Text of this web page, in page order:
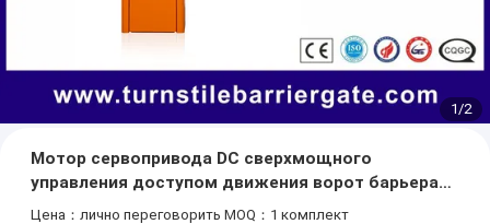
1/2
Мотор сервопривода DC сверхмощного
управления доступом движения ворот барьера
заграждения стоянки силы безщеточный
Цена：лично переговорить MOQ：1 комплект